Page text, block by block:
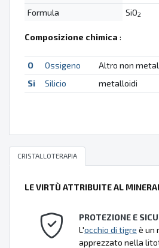
Formula
SiO2
Composizione chimica :
O Ossigeno Altro non
Si
Silicio metalloidi
CRISTALLOTERAPIA
LE VIRTÙ ATTRIBUITE AL
PROTEZIONE E
L'occhio di tigre è un
apprezzato nella